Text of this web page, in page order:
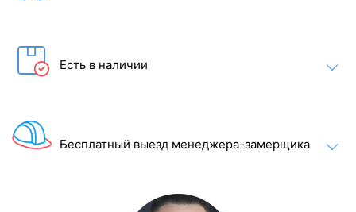
Есть в наличии
Бесплатный выезд менеджера-замерщика